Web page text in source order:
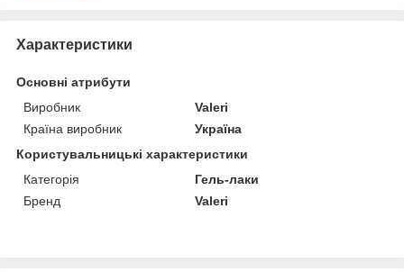
Характеристики
Основні атрибути
Виробник
Valeri
Країна виробник
Україна
Користувальницькі характеристики
Категорія
Гель-лаки
Бренд
Valeri